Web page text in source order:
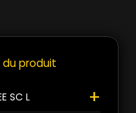
1
du produit
SC L +